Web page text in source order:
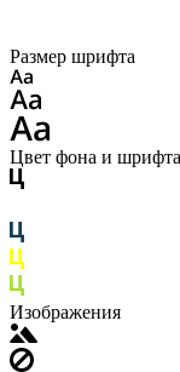
Размер шрифта
Цвет фона и шрифта
Изображения